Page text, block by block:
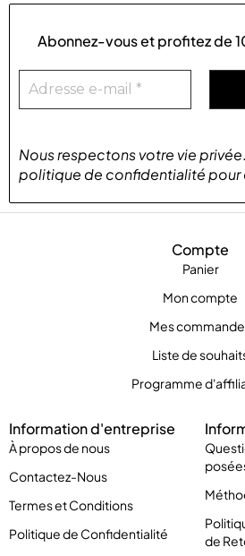
Compte
Panier
Mon compte
Mes
Liste de
Programme
Information d'entreprise
À propos de nous
Contactez-Nous
Termes et Conditions
Politique de Confidentialité
de
Abonnez-vous et profitez de
Nous respectons votre vie privée.
politique de confidentialitépour